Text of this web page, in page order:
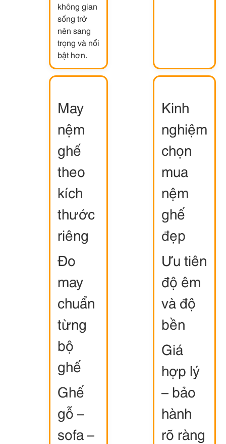
không gian
sống trở
nên sang
trọng và nổi
bật hơn.
May
nệm
ghế
theo
kích
thước
riêng
Đo
may
chuẩn
từng
bộ
ghế
Ghế
gỗ –
sofa –
Kinh
nghiệm
chọn
mua
nệm
ghế
đẹp
Ưu tiên
độ êm
và độ
bền
Giá
hợp lý
– bảo
hành
rõ ràng